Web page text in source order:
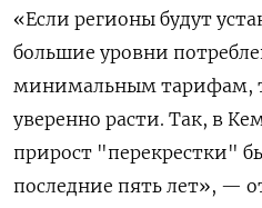
«Если регионы будут
большие уровни
минимальным тарифам,
уверенно расти. Так, в
прирост "перекрестки"
последние пять лет», —